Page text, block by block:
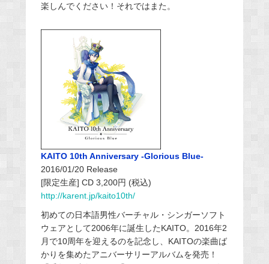
楽しんでください！それではまた。
KAITO 10th Anniversary -Glorious Blue-
2016/01/20 Release
[限定生産] CD 3,200円 (税込)
http://karent.jp/kaito10th/
初めての日本語男性バーチャル・シンガーソフト
ウェアとして2006年に誕生したKAITO。2016年2
月で10周年を迎えるのを記念し、KAITOの楽曲ば
かりを集めたアニバーサリーアルバムを発売！